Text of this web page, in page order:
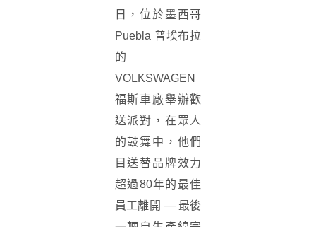
日，位於墨西哥
Puebla 普埃布拉
的
VOLKSWAGEN
福斯車廠舉辦歡
送派對，在眾人
的鼓舞中，他們
目送替品牌效力
超過80年的最佳
員工離開 — 最後